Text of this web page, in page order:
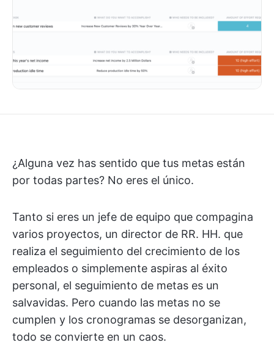
¿Alguna vez has sentido que tus metas están
por todas partes? No eres el único.
Tanto si eres un jefe de equipo que compagina
varios proyectos, un director de RR. HH. que
realiza el seguimiento del crecimiento de los
empleados o simplemente aspiras al éxito
personal, el seguimiento de metas es un
salvavidas. Pero cuando las metas no se
cumplen y los cronogramas se desorganizan,
todo se convierte en un caos.